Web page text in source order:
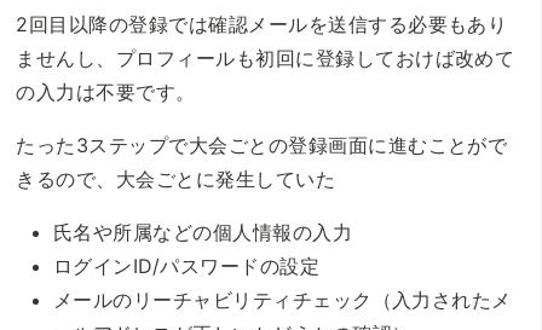
2回目以降の登録では確認メールを送信する必要もあり
ませんし、プロフィールも初回に登録しておけば改めて
の入力は不要です。
たった3ステップで大会ごとの登録画面に進むことがで
きるので、大会ごとに発生していた
氏名や所属などの個人情報の入力
ログインID/パスワードの設定
メールのリーチャビリティチェック（入力されたメ